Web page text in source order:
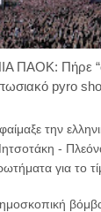
ΠΑΟΚ: Πήρε
pyro
την
-
για το